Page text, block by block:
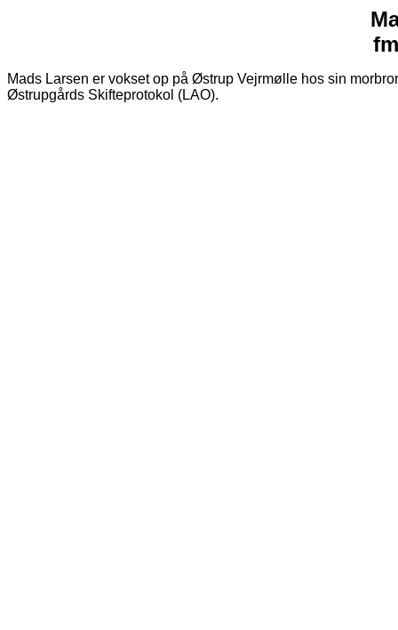
Mads Larsen er vokset op på Østrup Vejrmølle hos sin
Østrupgårds Skifteprotokol (LAO).